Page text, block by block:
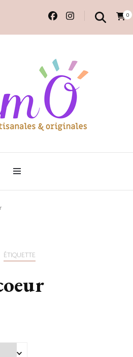
0
Créations
& originales
ÉTIQUETTE